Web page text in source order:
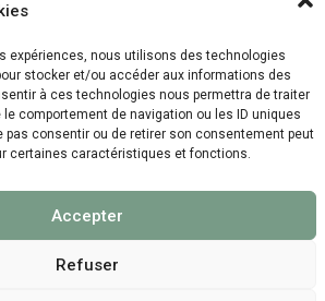
expériences, nous utilisons des technologies
stocker et/ou accéder aux informations des
à ces technologies nous permettra de traiter
comportement de navigation ou les ID uniques
pas consentir ou de retirer son consentement peut
certaines caractéristiques et fonctions.
Accepter
Refuser
EST HÉBERGÉ PAR
WebKit